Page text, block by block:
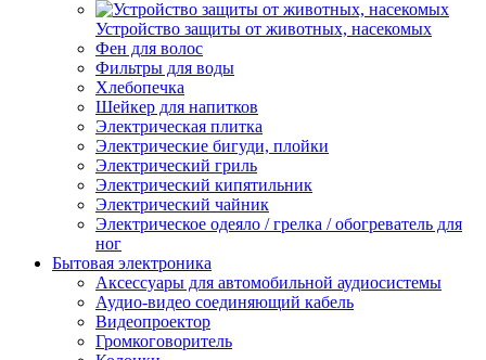
Устройство защиты от животных, насекомых
Фен для волос
Фильтры для воды
Хлебопечка
Шейкер для напитков
Электрическая плитка
Электрические бигуди, плойки
Электрический гриль
Электрический кипятильник
Электрический чайник
Электрическое одеяло / грелка / обогреватель для
ног
Бытовая электроника
Аксессуары для автомобильной аудиосистемы
Аудио-видео соединяющий кабель
Видеопроектор
Громкоговоритель